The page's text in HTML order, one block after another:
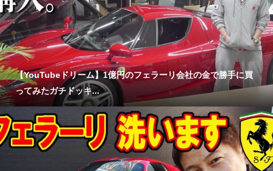
【YouTubeドリーム】1億円のフェラーリ会社の金で勝手に買
ってみたガチドッキ...